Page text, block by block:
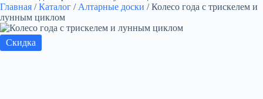
Главная / Каталог / Алтарные доски / Колесо года с трискелем и
лунным циклом
Скидка